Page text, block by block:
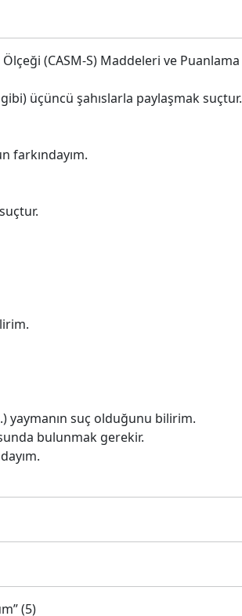
Ölçeği (CASM-S) Maddeleri ve Puanlama
üçüncü şahıslarla paylaşmak suçtur.
farkındayım.
yaymanın suç olduğunu bilirim.
bulunmak gerekir.
(5)